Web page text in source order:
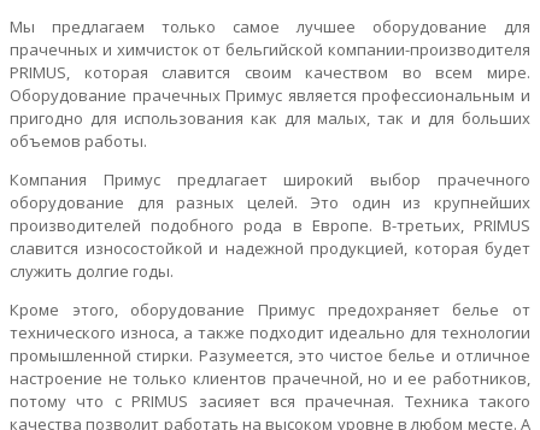
Мы предлагаем только самое лучшее оборудование для
прачечных и химчисток от бельгийской компании-производителя
PRIMUS, которая славится своим качеством во всем мире.
Оборудование прачечных Примус является профессиональным и
пригодно для использования как для малых, так и для больших
объемов работы.
Компания Примус предлагает широкий выбор прачечного
оборудование для разных целей. Это один из крупнейших
производителей подобного рода в Европе. В-третьих, PRIMUS
славится износостойкой и надежной продукцией, которая будет
служить долгие годы.
Кроме этого, оборудование Примус предохраняет белье от
технического износа, а также подходит идеально для технологии
промышленной стирки. Разумеется, это чистое белье и отличное
настроение не только клиентов прачечной, но и ее работников,
потому что с PRIMUS засияет вся прачечная. Техника такого
качества позволит работать на высоком уровне в любом месте. А